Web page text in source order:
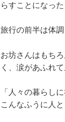
らすことになっ
旅行の前半は体
お坊さんはもち
く、涙があふれ
「人々の暮らし
こんなふうに人